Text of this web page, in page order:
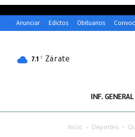
Anunciar Edictos Obituarios
7.1 C Zárate
INF. GENERAL
Inicio Deportes